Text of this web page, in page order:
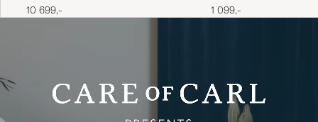
10 699,- 1 099,-